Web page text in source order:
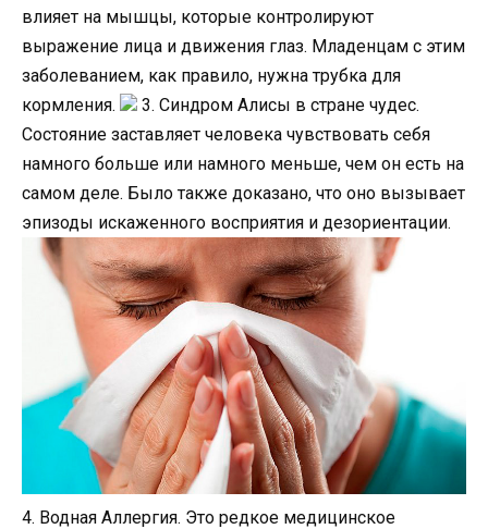
влияет на мышцы, которые контролируют
выражение лица и движения глаз. Младенцам с этим
заболеванием, как правило, нужна трубка для
кормления.
3. Синдром Алисы в стране чудес.
Состояние заставляет человека чувствовать себя
намного больше или намного меньше, чем он есть на
самом деле. Было также доказано, что оно вызывает
эпизоды искаженного восприятия и дезориентации.
4. Водная Аллергия. Это редкое медицинское